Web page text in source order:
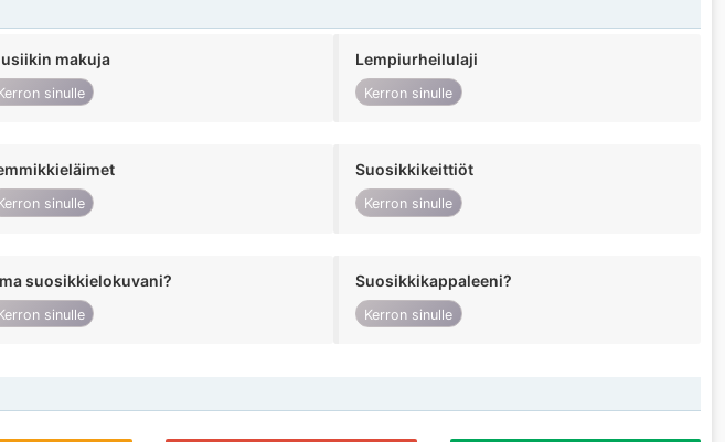
makuja
sinulle
Lempiurheilulaji
Kerron sinulle
sinulle
Suosikkikeittiöt
Kerron sinulle
suosikkielokuvani?
sinulle
Suosikkikappaleeni?
Kerron sinulle